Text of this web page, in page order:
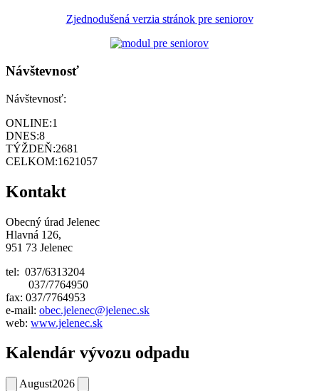
Zjednodušená verzia stránok pre seniorov
Návštevnosť
Návštevnosť:
ONLINE:1
DNES:8
TÝŽDEŇ:2681
CELKOM:1621057
Kontakt
Obecný úrad Jelenec
Hlavná 126,
951 73 Jelenec
tel: 037/6313204
037/7764950
fax: 037/7764953
e-mail: obec.jelenec@jelenec.sk
web: www.jelenec.sk
Kalendár vývozu odpadu
August2026